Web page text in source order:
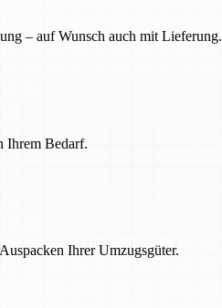
– auf Wunsch auch mit Lieferung.
Ihrem Bedarf.
Ihrer Umzugsgüter.